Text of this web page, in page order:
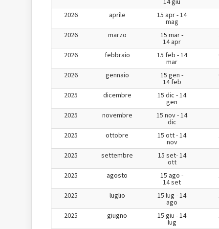
2026 aprile 15 apr - 14
mag
2026 marzo 15 mar -
14 apr
2026 febbraio 15 feb - 14
mar
2026 gennaio 15 gen -
14 feb
2025 dicembre 15 dic - 14
gen
2025 novembre 15 nov - 14
dic
2025 ottobre 15 ott - 14
nov
2025 settembre 15 set- 14
ott
2025 agosto 15 ago -
14 set
2025 luglio 15 lug - 14
ago
2025 giugno 15 giu - 14
lug